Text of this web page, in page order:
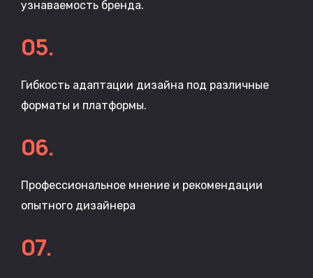
узнаваемость бренда.
05.
Гибкость адаптации дизайна под различные
форматы и платформы.
06.
Профессиональное мнение и рекомендации
опытного дизайнера
07.